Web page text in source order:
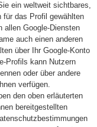
ein weltweit sichtbares,
das Profil gewählten
allen Google-Diensten
auch einen anderen
über Ihr Google-Konto
Profils kann Nutzern
oder über andere
verfügen.
den oben erläuterten
bereitgestellten